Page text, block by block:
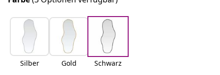
Silber Gold Schwarz